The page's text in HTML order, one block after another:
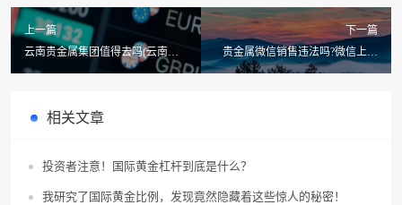
上一篇
云南贵金属集团值得去吗(云南贵
金属集团靠的住吗)
下一篇
贵金属微信销售违法吗?微信上炒
贵金属是真实的吗
相关文章
投资者注意！国际黄金杠杆到底是什么？
我研究了国际黄金比例，发现竟然隐藏着这些惊人的秘密！